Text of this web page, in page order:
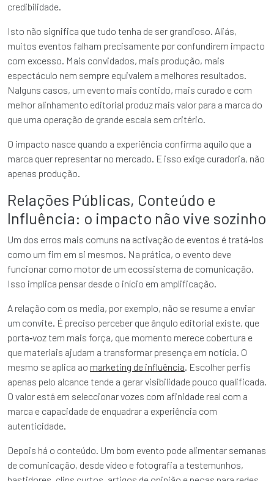
credibilidade.
Isto não significa que tudo tenha de ser grandioso. Aliás,
muitos eventos falham precisamente por confundirem impacto
com excesso. Mais convidados, mais produção, mais
espectáculo nem sempre equivalem a melhores resultados.
Nalguns casos, um evento mais contido, mais curado e com
melhor alinhamento editorial produz mais valor para a marca do
que uma operação de grande escala sem critério.
O impacto nasce quando a experiência confirma aquilo que a
marca quer representar no mercado. E isso exige curadoria, não
apenas produção.
Relações Públicas, Conteúdo e
Influência: o impacto não vive sozinho
Um dos erros mais comuns na activação de eventos é tratá‑los
como um fim em si mesmos. Na prática, o evento deve
funcionar como motor de um ecossistema de comunicação.
Isso implica pensar desde o início em amplificação.
A relação com os media, por exemplo, não se resume a enviar
um convite. É preciso perceber que ângulo editorial existe, que
porta‑voz tem mais força, que momento merece cobertura e
que materiais ajudam a transformar presença em notícia. O
mesmo se aplica ao marketing de influência. Escolher perfis
apenas pelo alcance tende a gerar visibilidade pouco qualificada.
O valor está em seleccionar vozes com afinidade real com a
marca e capacidade de enquadrar a experiência com
autenticidade.
Depois há o conteúdo. Um bom evento pode alimentar semanas
de comunicação, desde vídeo e fotografia a testemunhos,